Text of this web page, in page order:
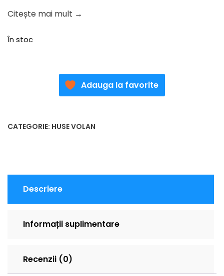
Citește mai mult →
În stoc
Adauga la favorite
CATEGORIE: HUSE VOLAN
Descriere
Informații suplimentare
Recenzii (0)